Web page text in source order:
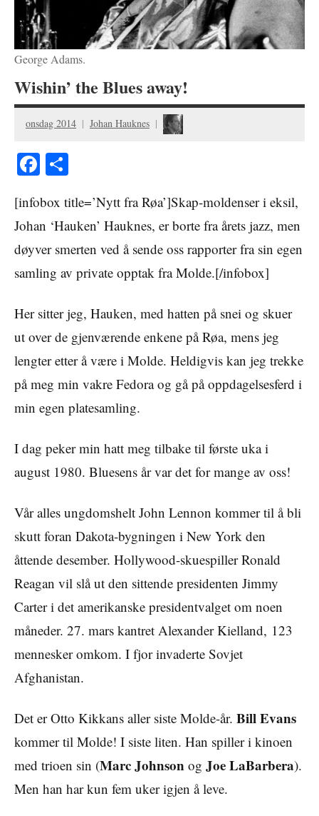
George Adams.
Wishin’ the Blues away!
onsdag 2014 Johan Hauknes
Facebook
[infobox title=’Nytt fra Røa’]Skap-moldenser i eksil,
Johan ‘Hauken’ Hauknes, er borte fra årets jazz, men
døyver smerten ved å sende oss rapporter fra sin egen
samling av private opptak fra Molde.[/infobox]
Her sitter jeg, Hauken, med hatten på snei og skuer
ut over de gjenværende enkene på Røa, mens jeg
lengter etter å være i Molde. Heldigvis kan jeg trekke
på meg min vakre Fedora og gå på oppdagelsesferd i
min egen platesamling.
I dag peker min hatt meg tilbake til første uka i
august 1980. Bluesens år var det for mange av oss!
Vår alles ungdomshelt John Lennon kommer til å bli
skutt foran Dakota-bygningen i New York den
åttende desember. Hollywood-skuespiller Ronald
Reagan vil slå ut den sittende presidenten Jimmy
Carter i det amerikanske presidentvalget om noen
måneder. 27. mars kantret Alexander Kielland, 123
mennesker omkom. I fjor invaderte Sovjet
Afghanistan.
Det er Otto Kikkans aller siste Molde-år. Bill Evans
kommer til Molde! I siste liten. Han spiller i kinoen
med trioen sin (Marc Johnson og Joe LaBarbera).
Men han har kun fem uker igjen å leve.